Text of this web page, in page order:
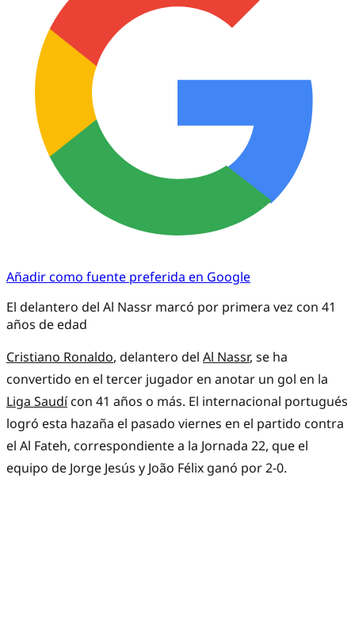
Añadir como fuente preferida en Google
El delantero del Al Nassr marcó por primera vez con 41
años de edad
Cristiano Ronaldo, delantero del Al Nassr, se ha
convertido en el tercer jugador en anotar un gol en la
Liga Saudícon 41 años o más. El internacional portugués
logró esta hazaña el pasado viernes en el partido contra
el Al Fateh, correspondiente a la Jornada 22, que el
equipo de Jorge Jesús y João Félix ganó por 2-0.